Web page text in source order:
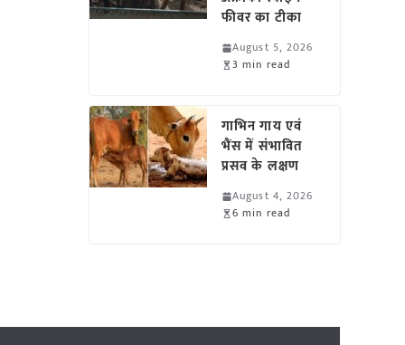
फीवर का टीका
August 5, 2026
3 min read
गाभिन गाय एवं
भैंस में संभावित
प्रसव के लक्षण
August 4, 2026
6 min read